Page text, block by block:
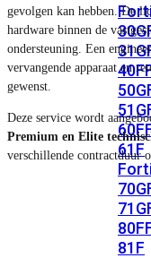
30G
31G
40F
50G
51G
60F
61F
70G
71G
80F
81F
gevolgen kan hebben. De
hardware binnen de
ondersteuning. Een
vervangende apparaat en
gewenst.
Deze service wordt
Premium en Elite
verschillende contractduur